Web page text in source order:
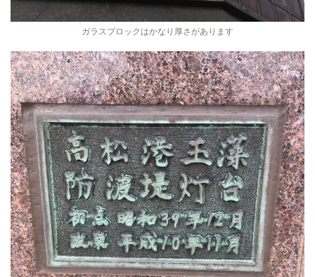
ガラスブロックはかなり厚さがあります